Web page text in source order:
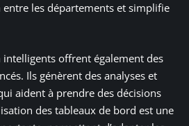
les départements et simplifie
intelligents offrent également des
Ils génèrent des analyses et
aident à prendre des décisions
des tableaux de bord est une